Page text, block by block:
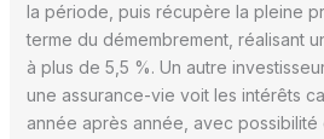
la période, puis récupère la pleine
terme du démembrement, réalisant
à plus de 5,5 %. Un autre
une assurance-vie voit les intérêts
année après année, avec possibilité